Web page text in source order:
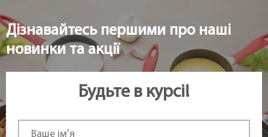
Дізнавайтесь першими про наші
новинки та акції
Будьте в курсі!